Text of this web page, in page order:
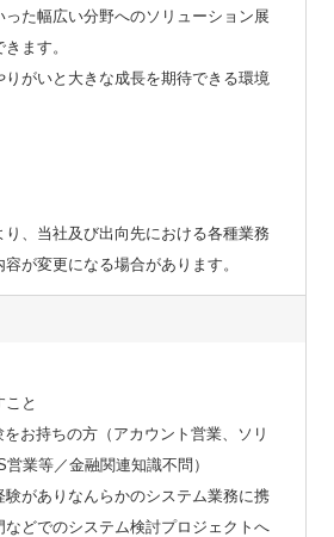
た幅広い分野へのソリューション展
ます。
りがいと大きな成長を期待できる環境
り、当社及び出向先における各種業務
が変更になる場合があります。
こと
をお持ちの方（アカウント営業、ソリ
業等／金融関連知識不問）
験がありなんらかのシステム業務に携
などでのシステム検討プロジェクトへ